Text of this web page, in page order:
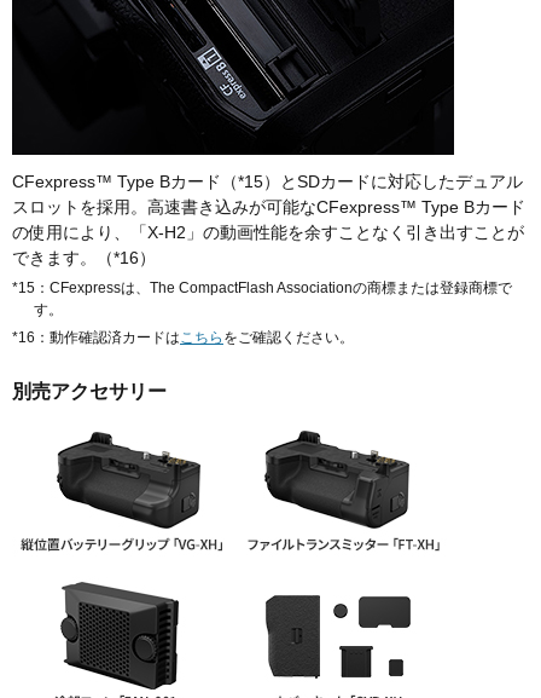
CFexpress™ Type Bカード（*15）とSDカードに対応したデュアル
スロットを採用。高速書き込みが可能なCFexpress™ Type Bカード
の使用により、「X-H2」の動画性能を余すことなく引き出すことが
できます。（*16）
*15：CFexpressは、The CompactFlash Associationの商標または登録商標で
す。
*16：動作確認済カードはこちら をご確認ください。
別売アクセサリー